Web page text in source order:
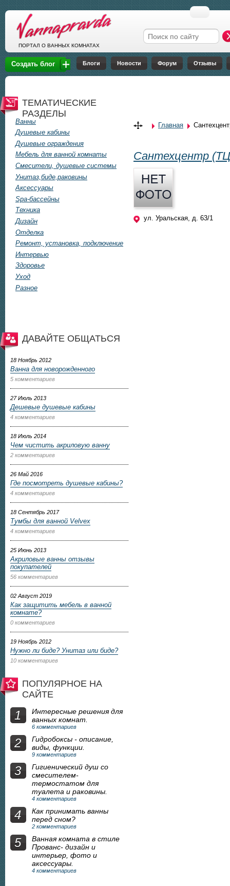
ПОРТАЛ О ВАННЫХ КОМНАТАХ Форма поиска
Создать блог Блоги Новости Форум Отзывы
ТЕМАТИЧЕСКИЕ
РАЗДЕЛЫ
Ванны
Душевые кабины
Душевые ограждения
Мебель для ванной комнаты
Смесители, душевые системы
Унитаз,биде,раковины
Аксессуары
Spa-бассейны
Техника
Дизайн
Отделка
Ремонт, установка, подключение
Интервью
Здоровье
Уход
Разное
ДАВАЙТЕ ОБЩАТЬСЯ
18 Ноябрь 2012
Ванна для новорожденного
5 комментариев
27 Июль 2013
Дешевые душевые кабины
4 комментариев
18 Июль 2014
Чем чистить акриловую ванну
2 комментариев
26 Май 2016
Где посмотреть душевые кабины?
4 комментариев
18 Сентябрь 2017
Тумбы для ванной Velvex
4 комментариев
25 Июнь 2013
Акриловые ванны отзывы
покупателей
56 комментариев
02 Август 2019
Как защитить мебель в ванной
комнате?
0 комментариев
19 Ноябрь 2012
Нужно ли биде? Унитаз или биде?
10 комментариев
ПОПУЛЯРНОЕ НА
САЙТЕ
1
Интересные решения для
ванных комнат.
6 комментариев
2
Гидробоксы - описание,
виды, функции.
9 комментариев
3
Гигиенический душ со
смесителем-
термостатом для
туалета и раковины.
4 комментариев
4
Как принимать ванны
перед сном?
2 комментариев
5
Ванная комната в стиле
Прованс- дизайн и
интерьер, фото и
аксессуары.
4 комментариев
Вы здесь
Главная
Сантехцентр (ТЦ
ул. Уральская, д. 63/1